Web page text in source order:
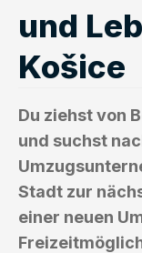
und
Košice
Du ziehst von
und suchst
Stadt zur
einer neuen